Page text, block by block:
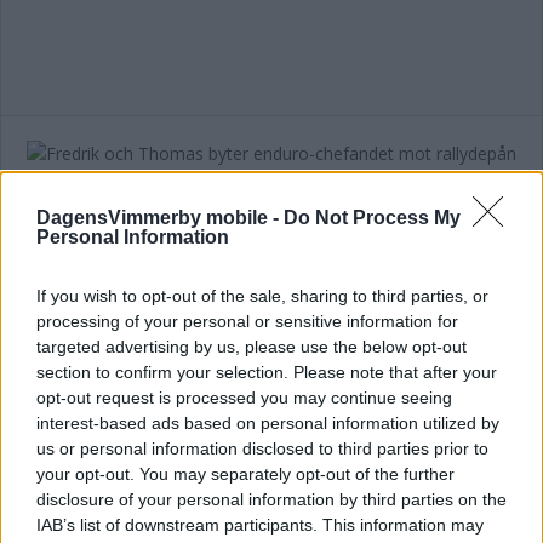
DagensVimmerby mobile - Do Not Process My
Personal Information
If you wish to opt-out of the sale, sharing to third parties, or
processing of your personal or sensitive information for
targeted advertising by us, please use the below opt-out
section to confirm your selection. Please note that after your
opt-out request is processed you may continue seeing
interest-based ads based on personal information utilized by
us or personal information disclosed to third parties prior to
your opt-out. You may separately opt-out of the further
disclosure of your personal information by third parties on the
IAB’s list of downstream participants. This information may
chefandet mot rallydepån
Rallyikonen inför helgen: Otroligt trygg
med VMS som arrangör
MOTOR 06 augusti 2026 14.00